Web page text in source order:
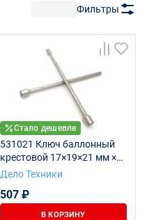
Фильтры
Стало дешевле
531021 Ключ баллонный
крестовой 17×19×21 мм ×
1/2"
Дело Техники
507 ₽
В КОРЗИНУ